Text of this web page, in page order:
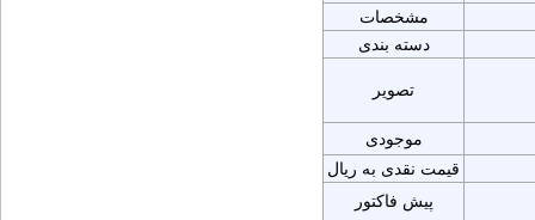
مشخصات
دسته بندی
تصویر
موجودی
قیمت نقدی به ریال
پیش فاکتور